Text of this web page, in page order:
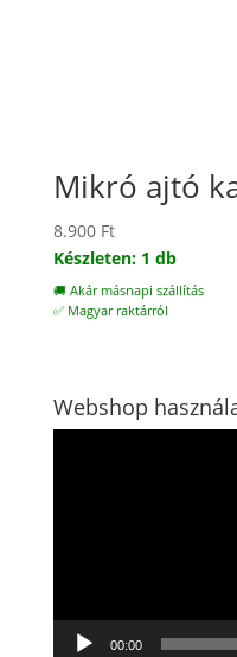
Mikró ajtó
8.900 Ft
Készleten: 1 db
🚚 Akár másnapi szállítás
✅ Magyar raktárról
Webshop
00:00